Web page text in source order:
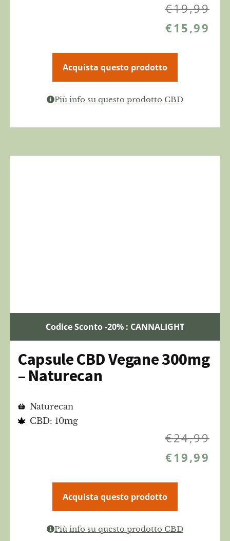
€19,99
€15,99
Acquista questo prodotto
Più info su questo prodotto CBD
Codice Sconto -20% : CANNALIGHT
Capsule CBD Vegane 300mg
– Naturecan
Naturecan
CBD: 10mg
€24,99
€19,99
Acquista questo prodotto
Più info su questo prodotto CBD